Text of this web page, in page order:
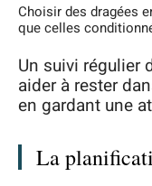
Choisir des dragées
que celles
Un suivi régulier
aider à rester
en gardant une
La